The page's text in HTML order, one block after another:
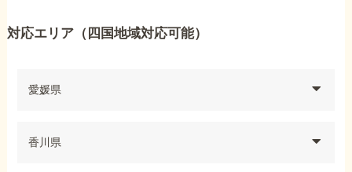
対応エリア（四国地域対応可能）
愛媛県
香川県